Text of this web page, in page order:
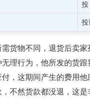
投
投
货物不同，退货后卖家
理行为，他所发的货
，这期间产生的费用
不然货款都没退，这